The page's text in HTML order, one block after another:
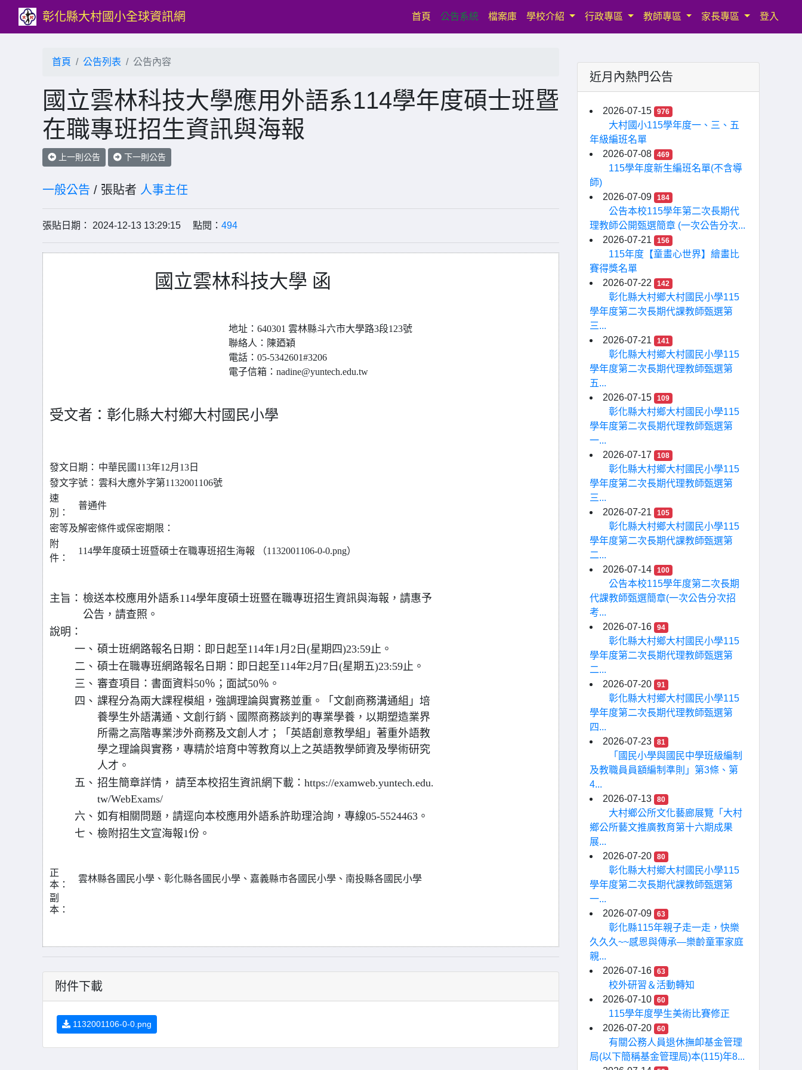
彰化縣大村國小全球資訊網 首頁 (current)
公告系統 檔案庫 學校介紹 行政專區 教師專區 家長專區 登入
首頁 公告列表 公告內容
國立雲林科技大學應用外語系114學年度碩士班暨
在職專班招生資訊與海報
上一則公告 下一則公告
一般公告 / 張貼者 人事主任
張貼日期： 2024-12-13 13:29:15 點閱： 494
國立雲林科技大學 函
地址：640301 雲林縣斗六市大學路3段123號
聯絡人：陳廼穎
電話：05-5342601#3206
電子信箱：nadine@yuntech.edu.tw
受文者：彰化縣大村鄉大村國民小學
發文日期： 中華民國113年12月13日
發文字號： 雲科大應外字第1132001106號
速
別：
普通件
密等及解密條件或保密期限：
附
件：
114學年度碩士班暨碩士在職專班招生海報 （1132001106-0-0.png）
主旨： 檢送本校應用外語系114學年度碩士班暨在職專班招生資訊與海報，請惠予
公告，請查照。
說明：
一、 碩士班網路報名日期：即日起至114年1月2日(星期四)23:59止。
二、 碩士在職專班網路報名日期：即日起至114年2月7日(星期五)23:59止。
三、 審查項目：書面資料50％；面試50％。
四、 課程分為兩大課程模組，強調理論與實務並重。「文創商務溝通組」培
養學生外語溝通、文創行銷、國際商務談判的專業學養，以期塑造業界
所需之高階專業涉外商務及文創人才；「英語創意教學組」著重外語教
學之理論與實務，專精於培育中等教育以上之英語教學師資及學術研究
人才。
五、 招生簡章詳情， 請至本校招生資訊網下載：https://examweb.yuntech.edu.
tw/WebExams/
六、 如有相關問題，請逕向本校應用外語系許助理洽詢，專線05-5524463。
七、 檢附招生文宣海報1份。
正
本：
雲林縣各國民小學、彰化縣各國民小學、嘉義縣市各國民小學、南投縣各國民小學
副
本：
附件下載
1132001106-0-0.png
近月內熱門公告
2026-07-15 976
大村國小115學年度一、三、五
年級編班名單
2026-07-08
469
115學年度新生編班名單(不含導
師)
2026-07-09
184
公告本校115學年第二次長期代
理教師公開甄選簡章 (一次公告分次...
2026-07-21
156
115年度【童畫心世界】繪畫比
賽得獎名單
2026-07-22
142
彰化縣大村鄉大村國民小學115
學年度第二次長期代課教師甄選第
三...
2026-07-21
141
彰化縣大村鄉大村國民小學115
學年度第二次長期代理教師甄選第
五...
2026-07-15
109
彰化縣大村鄉大村國民小學115
學年度第二次長期代理教師甄選第
一...
2026-07-17
108
彰化縣大村鄉大村國民小學115
學年度第二次長期代理教師甄選第
三...
2026-07-21
105
彰化縣大村鄉大村國民小學115
學年度第二次長期代課教師甄選第
二...
2026-07-14
100
公告本校115學年度第二次長期
代課教師甄選簡章(一次公告分次招
考...
2026-07-16
94
彰化縣大村鄉大村國民小學115
學年度第二次長期代理教師甄選第
二...
2026-07-20
91
彰化縣大村鄉大村國民小學115
學年度第二次長期代理教師甄選第
四...
2026-07-23
81
「國民小學與國民中學班級編制
及教職員員額編制準則」第3條、第
4...
2026-07-13
80
大村鄉公所文化藝廊展覽「大村
鄉公所藝文推廣教育第十六期成果
展...
2026-07-20
80
彰化縣大村鄉大村國民小學115
學年度第二次長期代課教師甄選第
一...
2026-07-09
63
彰化縣115年親子走一走，快樂
久久久~~感恩與傳承—樂齡童軍家庭
親...
2026-07-16
63
校外研習＆活動轉知
2026-07-10
60
115學年度學生美術比賽修正
2026-07-20
60
有關公務人員退休撫卹基金管理
局(以下簡稱基金管理局)本(115)年8...